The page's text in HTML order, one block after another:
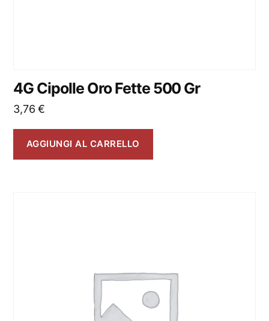
4G Cipolle Oro Fette 500 Gr
3,76€
AGGIUNGI AL CARRELLO